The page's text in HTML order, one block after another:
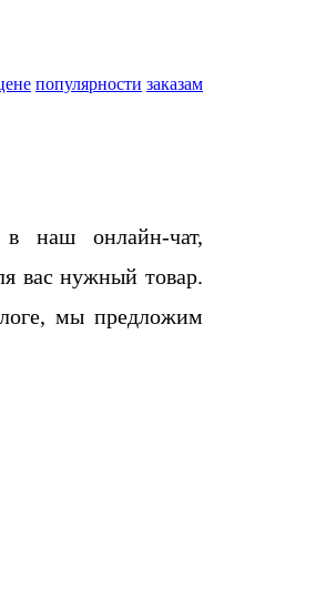
популярности заказам
наш онлайн-чат,
вас нужный товар.
мы предложим